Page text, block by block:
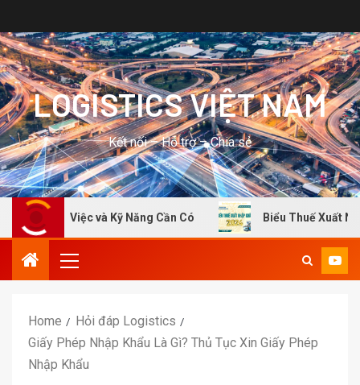
LOGISTICS VIỆT NAM
Kết nối – Hỗ trợ – Chia sẻ
Việc và Kỹ Năng Cần Có Biểu Thuế Xuất Nhập Khẩu
Home
Hỏi đáp Logistics
Giấy Phép Nhập Khẩu Là Gì? Thủ Tục Xin Giấy Phép
Nhập Khẩu